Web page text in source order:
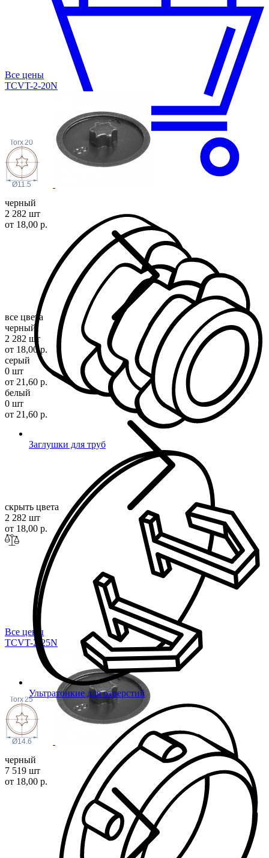
Заглушки для труб
Ультратонкие для отверстий
Все цены
TCVT-2-20N
Ø11.5
Torx 20
черный
2 282 шт
от 18,00 р.
все цвета
черный
2 282 шт
от 18,00 р.
серый
0 шт
от 21,60 р.
белый
0 шт
от 21,60 р.
скрыть цвета
2 282 шт
от 18,00 р.
Все цены
TCVT-2-25N
Ø14.6
Torx 25
черный
7 519 шт
от 18,00 р.